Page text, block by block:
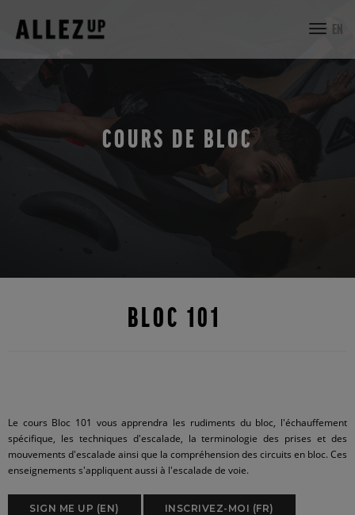
EN
COURS DE BLOC
BLOC 101
Le cours Bloc 101 vous apprendra les rudiments du bloc, l'échauffement
spécifique, les techniques d'escalade, la terminologie des prises et des
mouvements d'escalade ainsi que la compréhension des circuits en bloc. Ces
enseignements s'appliquent aussi à l'escalade de voie.
SIGN ME UP (EN) INSCRIVEZ-MOI (FR)